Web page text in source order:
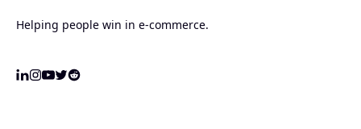
Helping people win in e-commerce.